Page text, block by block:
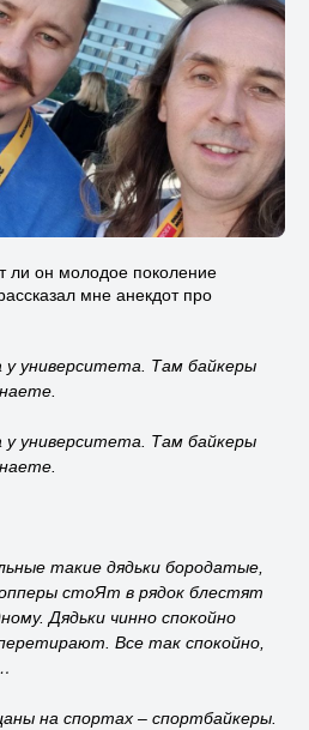
ли он молодое поколение
мне анекдот про
университета. Там байкеры
университета. Там байкеры
такие дядьки бородатые,
стоЯт в рядок блестят
Дядьки чинно спокойно
Все так спокойно,
на спортах – спортбайкеры.